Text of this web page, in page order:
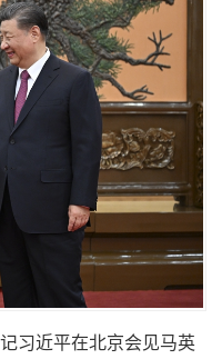
习近平在北京会见马英